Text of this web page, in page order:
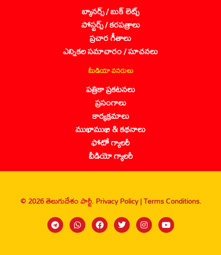
బ్యానర్స్ / బుక్ లెట్స్
పోస్టర్స్ / కరపత్రాలు
ప్రచార గీతాలు
ఎన్నికల సమాచారం / సూచనలు
మీడియా వనరులు
పత్రికా ప్రకటనలు
ప్రసంగాలు
కార్యక్రమాలు
ముఖాముఖి & కథనాలు
ఫోటో గ్యాలరీ
వీడియో గ్యాలరీ
© 2026 తెలుగుదేశం పార్టీ.Privacy Policy |Terms Conditions.